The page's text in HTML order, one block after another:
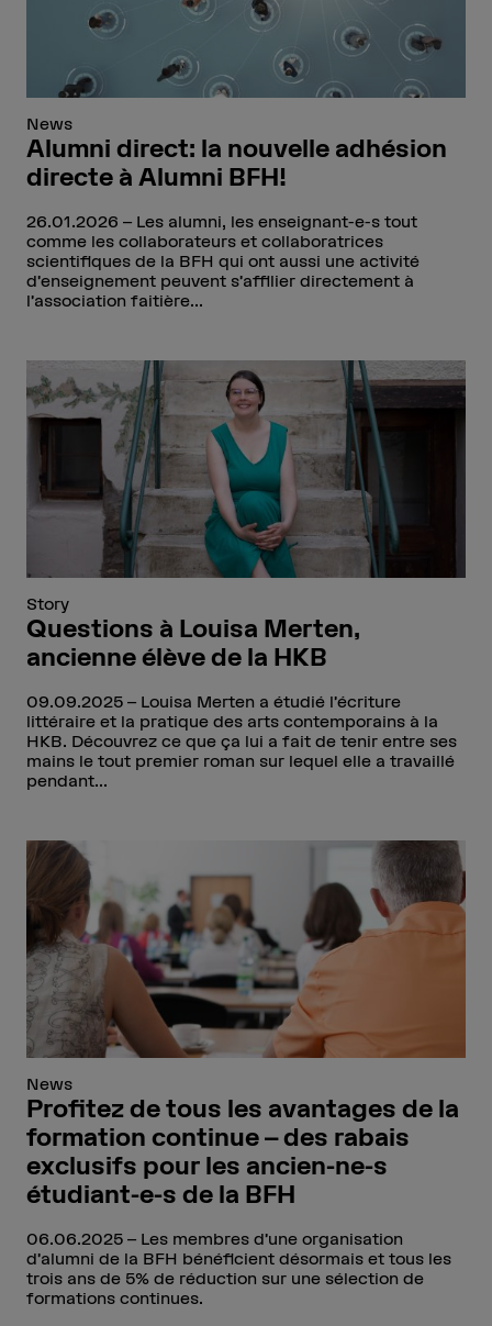
News
Alumni direct: la nouvelle adhésion
directe à Alumni BFH!
26.01.2026
Les alumni, les enseignant-e-s tout
comme les collaborateurs et collaboratrices
scientifiques de la BFH qui ont aussi une activité
d’enseignement peuvent s’affilier directement à
l’association faitière...
Story
Questions à Louisa Merten,
ancienne élève de la HKB
09.09.2025
Louisa Merten a étudié l’écriture
littéraire et la pratique des arts contemporains à la
HKB. Découvrez ce que ça lui a fait de tenir entre ses
mains le tout premier roman sur lequel elle a travaillé
pendant...
News
Profitez de tous les avantages de la
formation continue – des rabais
exclusifs pour les ancien-ne-s
étudiant-e-s de la BFH
06.06.2025
Les membres d’une organisation
d’alumni de la BFH bénéficient désormais et tous les
trois ans de 5% de réduction sur une sélection de
formations continues.